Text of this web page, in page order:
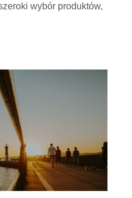
wybór produktów,